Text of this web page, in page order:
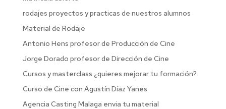
rodajes proyectos y practicas de nuestros alumnos
Material de Rodaje
Antonio Hens profesor de Producción de Cine
Jorge Dorado profesor de Dirección de Cine
Cursos y masterclass ¿quieres mejorar tu formación?
Curso de Cine con Agustín Díaz Yanes
Agencia Casting Malaga envia tu material